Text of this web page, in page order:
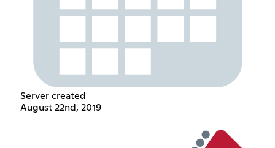
Server created
August 22nd, 2019